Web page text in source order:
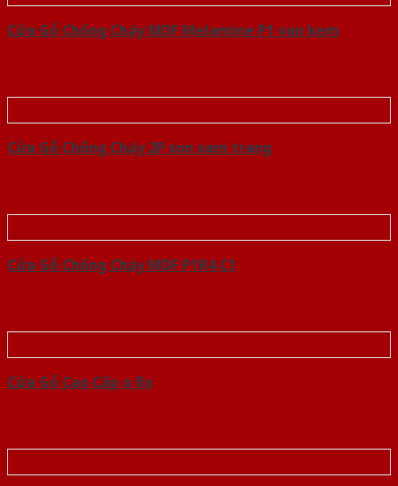
Cửa Gỗ Chống Cháy MDF Melamine P1 van kem
Cửa Gỗ Chống Cháy 2P son xam trang
Cửa Gỗ Chống Cháy MDF P1R4 C1
Cửa Gỗ Cao Cấp o fix